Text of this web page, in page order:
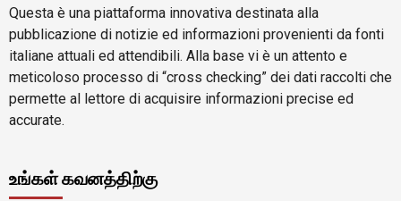
Questa è una piattaforma innovativa destinata alla
pubblicazione di notizie ed informazioni provenienti da fonti
italiane attuali ed attendibili. Alla base vi è un attento e
meticoloso processo di “cross checking” dei dati raccolti che
permette al lettore di acquisire informazioni precise ed
accurate.
உங்கள் கவனத்திற்கு